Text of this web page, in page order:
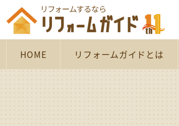
HOME リフォームガイドとは